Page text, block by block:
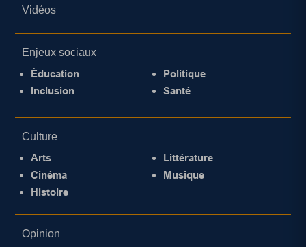
Vidéos
Enjeux sociaux
Éducation
Inclusion
Politique
Santé
Culture
Arts
Cinéma
Histoire
Littérature
Musique
Opinion